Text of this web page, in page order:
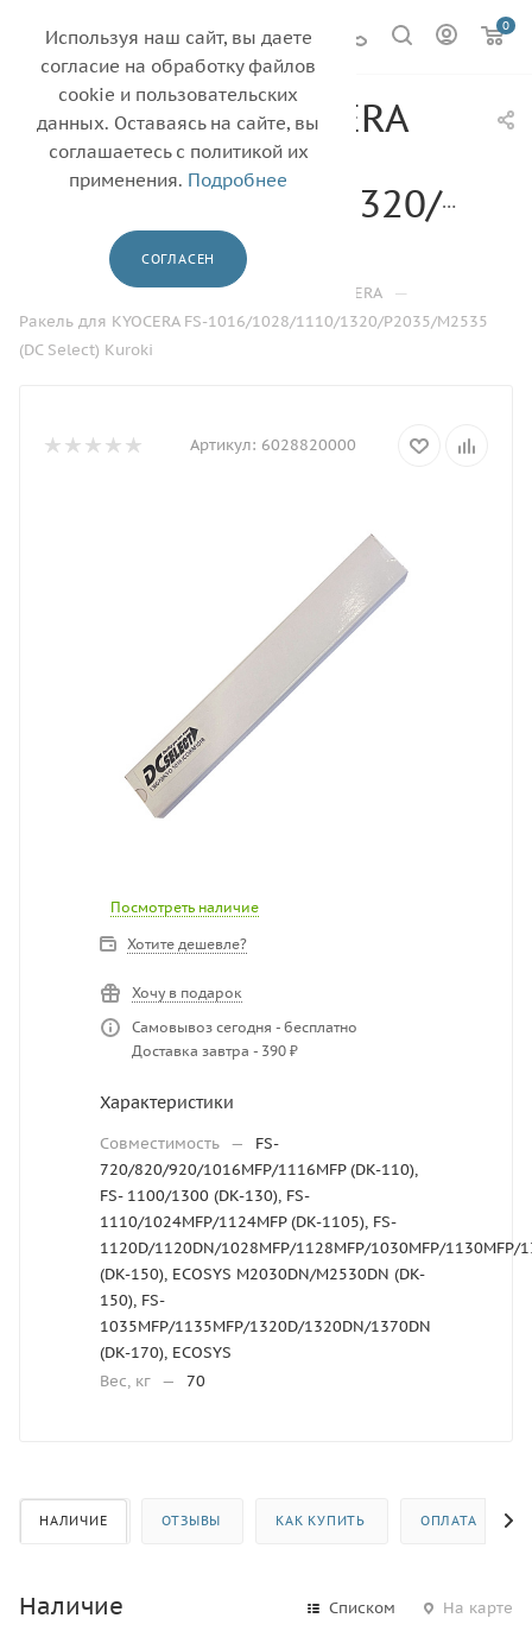
0
Ракель для KYOCERA
FS-
1016/1028/1110/1320/
(DC Select) Kuroki
Каталог — Ракель KYOCERA —
Ракель для KYOCERA FS-1016/1028/1110/1320/P2035/M2535
(DC Select) Kuroki
Артикул: 6028820000
Посмотреть наличие
Хотите дешевле?
Хочу в подарок
Самовывоз сегодня - бесплатно
Доставка завтра - 390 ₽
Характеристики
Совместимость —
FS-
720/820/920/1016MFP/1116MFP (DK-110),
FS- 1100/1300 (DK-130), FS-
1110/1024MFP/1124MFP (DK-1105), FS-
1120D/1120DN/1028MFP/1128MFP/1030MFP/1130MFP/
(DK-150), ECOSYS M2030DN/M2530DN (DK-
150), FS-
1035MFP/1135MFP/1320D/1320DN/1370DN
(DK-170), ECOSYS
Вес, кг — 70
НАЛИЧИЕ ОТЗЫВЫ КАК КУПИТЬ ОПЛАТА
Наличие Списком На карте
Используя наш сайт, вы даете
согласие на обработку файлов
cookie и пользовательских
данных. Оставаясь на сайте, вы
соглашаетесь с политикой их
применения. Подробнее
СОГЛАСЕН